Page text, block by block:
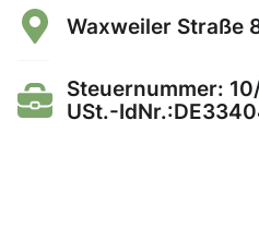
Waxweiler Straße
Steuernummer:
USt.-